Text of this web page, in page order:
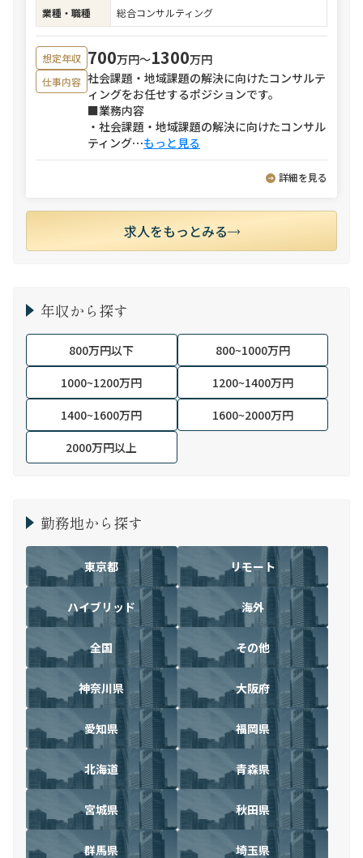
業種・職種 総合コンサルティング
想定年収 700万円〜1300万円
仕事内容 社会課題・地域課題の解決に向けたコンサルテ
ィングをお任せするポジションです。
■業務内容
・社会課題・地域課題の解決に向けたコンサル
ティング⋯もっと見る
詳細を見る
求人をもっとみる
年収から探す
800万円以下
800~1000万円
1000~1200万円
1200~1400万円
1400~1600万円
1600~2000万円
2000万円以上
勤務地から探す
東京都 リモート
ハイブリッド 海外
全国 その他
神奈川県 大阪府
愛知県 福岡県
北海道 青森県
宮城県 秋田県
群馬県 埼玉県